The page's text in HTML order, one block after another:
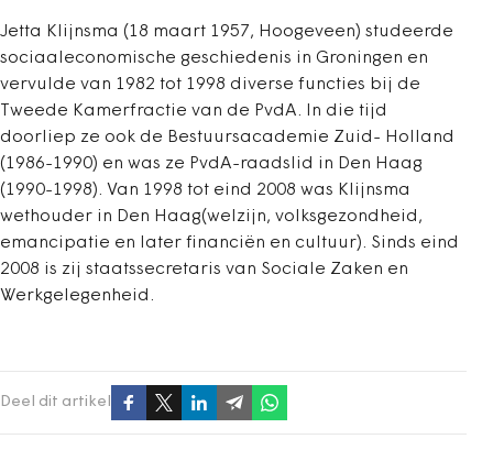
Jetta Klijnsma (18 maart 1957, Hoogeveen) studeerde
sociaaleconomische geschiedenis in Groningen en
vervulde van 1982 tot 1998 diverse functies bij de
Tweede Kamerfractie van de PvdA. In die tijd
doorliep ze ook de Bestuursacademie Zuid- Holland
(1986-1990) en was ze PvdA-raadslid in Den Haag
(1990-1998). Van 1998 tot eind 2008 was Klijnsma
wethouder in Den Haag(welzijn, volksgezondheid,
emancipatie en later financiën en cultuur). Sinds eind
2008 is zij staatssecretaris van Sociale Zaken en
Werkgelegenheid.
Deel dit artikel